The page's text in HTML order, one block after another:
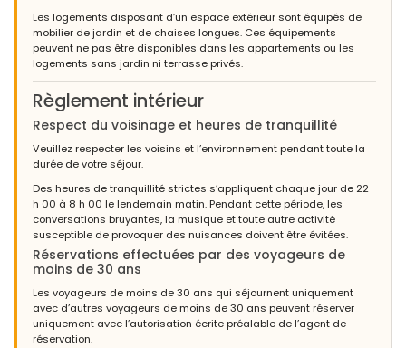
Les logements disposant d’un espace extérieur sont équipés de
mobilier de jardin et de chaises longues. Ces équipements
peuvent ne pas être disponibles dans les appartements ou les
logements sans jardin ni terrasse privés.
Règlement intérieur
Respect du voisinage et heures de tranquillité
Veuillez respecter les voisins et l’environnement pendant toute la
durée de votre séjour.
Des heures de tranquillité strictes s’appliquent chaque jour de 22
h 00 à 8 h 00 le lendemain matin. Pendant cette période, les
conversations bruyantes, la musique et toute autre activité
susceptible de provoquer des nuisances doivent être évitées.
Réservations effectuées par des voyageurs de
moins de 30 ans
Les voyageurs de moins de 30 ans qui séjournent uniquement
avec d’autres voyageurs de moins de 30 ans peuvent réserver
uniquement avec l’autorisation écrite préalable de l’agent de
réservation.